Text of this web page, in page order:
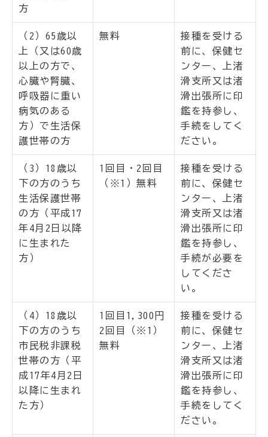
方
（2）65歳以
上（又は60歳
以上の方で、
心臓や腎臓、
呼吸器に重い
病気のある
方）で生活保
護世帯の方
無料
接種を受ける
前に、保健セ
ンター、上渚
滑支所又は渚
滑出張所に印
鑑を持参し、
手続をしてく
ださい。
（3）18歳以
下の方のうち
生活保護世帯
の方（平成17
年4月2日以降
に生まれた
方）
1回目・2回目
（※1）無料
接種を受ける
前に、保健セ
ンター、上渚
滑支所又は渚
滑出張所に印
鑑を持参し、
手続が必要を
してくださ
い。
（4）18歳以
下の方のうち
市民税非課税
世帯の方（平
成17年4月2日
以降に生まれ
た方）
1回目1,300円
2回目（※1）
無料
接種を受ける
前に、保健セ
ンター、上渚
滑支所又は渚
滑出張所に印
鑑を持参し、
手続をしてく
ださい。